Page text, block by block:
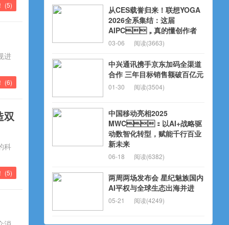
(5)
进
(6)
双
科
(5)
从CES载誉归来！联想YOGA
2026全系集结：这届
AIPC，真的懂创作者
03-06 阅读(3663)
中兴通讯携手京东加码全渠道
合作 三年目标销售额破百亿元
01-30 阅读(3504)
中国移动亮相2025
MWC：以AI+战略驱
动数智化转型，赋能千行百业
新未来
06-18 阅读(6382)
两周两场发布会 星纪魅族国内
AI平权与全球生态出海并进
05-21 阅读(4249)